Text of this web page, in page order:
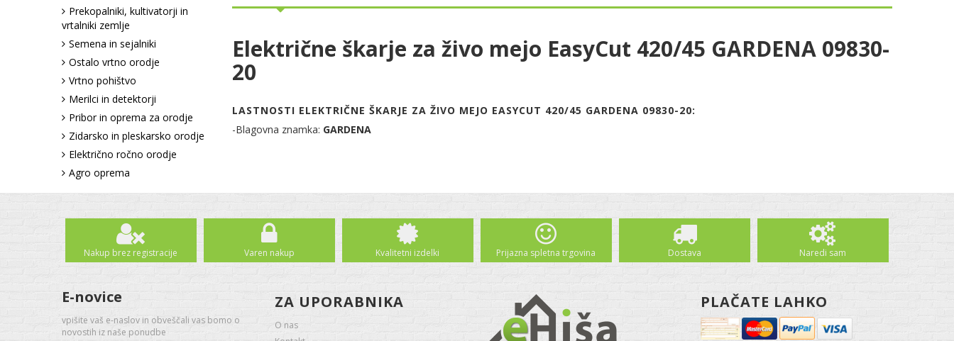
Prekopalniki, kultivatorji in
vrtalniki zemlje
Semena in sejalniki
Ostalo vrtno orodje
Vrtno pohištvo
Merilci in detektorji
Pribor in oprema za orodje
Zidarsko in pleskarsko orodje
Električno ročno orodje
Agro oprema
Električne škarje za živo mejo EasyCut 420/45 GARDENA 09830-
20
LASTNOSTI ELEKTRIČNE ŠKARJE ZA ŽIVO MEJO EASYCUT 420/45 GARDENA 09830-20:
-Blagovna znamka: GARDENA
Nakup brez registracije Varen nakup Kvalitetni izdelki Prijazna spletna trgovina Dostava Naredi sam
E-novice
vpišite vaš e-naslov in obveščali vas bomo o
novostih iz naše ponudbe
ZA UPORABNIKA
O nas
PLAČATE LAHKO